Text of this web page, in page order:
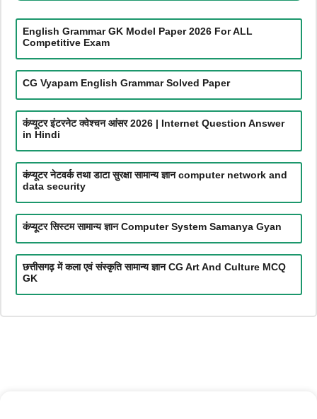
English Grammar GK Model Paper 2026 For ALL
Competitive Exam
CG Vyapam English Grammar Solved Paper
कंप्यूटर इंटरनेट क्वेश्चन आंसर 2026 | Internet Question Answer
in Hindi
कंप्यूटर नेटवर्क तथा डाटा सुरक्षा सामान्य ज्ञान computer network and
data security
कंप्यूटर सिस्टम सामान्य ज्ञान Computer System Samanya Gyan
छत्तीसगढ़ में कला एवं संस्कृति सामान्य ज्ञान CG Art And Culture MCQ
GK